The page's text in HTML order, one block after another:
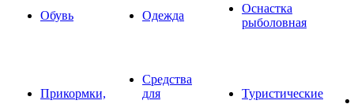
Обувь Одежда
Оснастка
рыболовная
Прикормки,
Средства
для
Туристические